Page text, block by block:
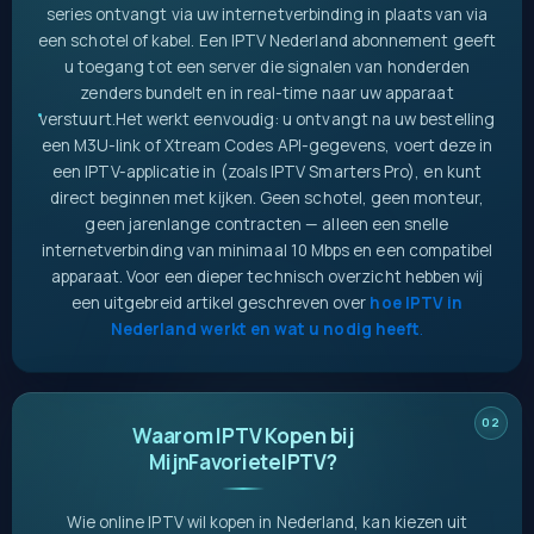
series ontvangt via uw internetverbinding in plaats van via
een schotel of kabel. Een IPTV Nederland abonnement geeft
u toegang tot een server die signalen van honderden
zenders bundelt en in real-time naar uw apparaat
verstuurt. Het werkt eenvoudig: u ontvangt na uw bestelling
een M3U-link of Xtream Codes API-gegevens, voert deze in
een IPTV-applicatie in (zoals IPTV Smarters Pro), en kunt
direct beginnen met kijken. Geen schotel, geen monteur,
geen jarenlange contracten — alleen een snelle
internetverbinding van minimaal 10 Mbps en een compatibel
apparaat. Voor een dieper technisch overzicht hebben wij
een uitgebreid artikel geschreven over hoe IPTV in
Nederland werkt en wat u nodig heeft
Waarom IPTV Kopen bij
MijnFavorieteIPTV?
Wie online IPTV wil kopen in Nederland, kan kiezen uit